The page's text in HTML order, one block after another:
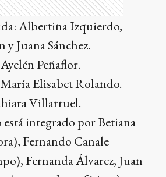
Albertina Izquierdo,
Juana Sánchez.
Peñaflor.
Elisabet Rolando.
Villarruel.
integrado por Betiana
Fernando Canale
Fernanda Álvarez, Juan